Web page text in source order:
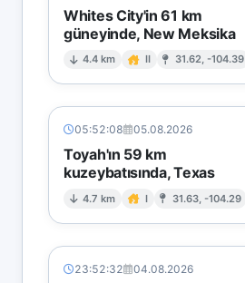
Whites City'in 61 km
güneyinde, New Meksika
4.4 km II 31.62, -104.39
05:52:08 05.08.2026
Toyah'ın 59 km
kuzeybatısında, Texas
4.7 km I 31.63, -104.29
23:52:32 04.08.2026